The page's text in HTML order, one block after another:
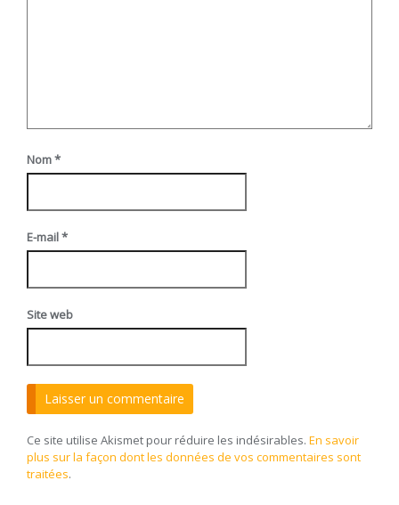
Nom*
E-mail*
Site web
Ce site utilise Akismet pour réduire les indésirables. En savoir
plus sur la façon dont les données de vos commentaires sont
traitées.